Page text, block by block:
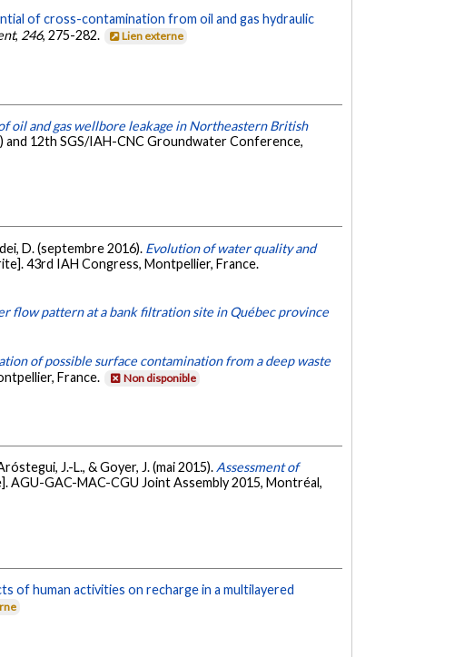
of cross-contamination from oil and gas hydraulic
, 246, 275-282. Lien externe
oil and gas wellbore leakage in Northeastern British
12th SGS/IAH-CNC Groundwater Conference,
D. (septembre 2016). Evolution of water quality and
43rd IAH Congress, Montpellier, France.
flow pattern at a bank filtration site in Québec province
of possible surface contamination from a deep waste
France. Non disponible
J.-L., & Goyer, J. (mai 2015). Assessment of
AGU-GAC-MAC-CGU Joint Assembly 2015, Montréal,
of human activities on recharge in a multilayered